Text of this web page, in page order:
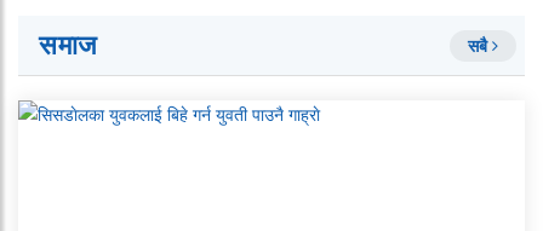
समाज सबै